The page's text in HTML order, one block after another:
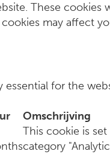
These
may affect
essential for the
Omschrijving
This cookie is
category